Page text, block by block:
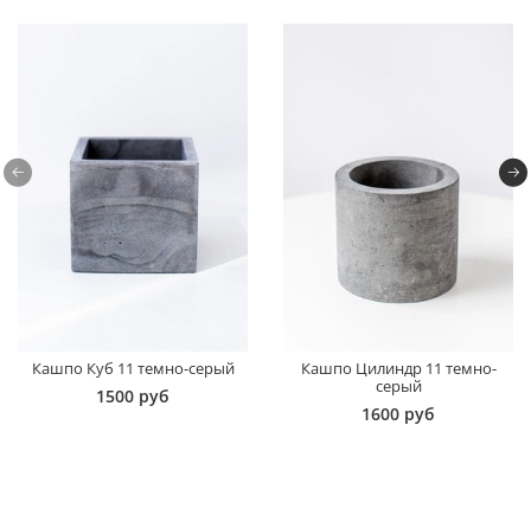
Кашпо Куб 11 темно-серый
1500 руб
Кашпо Цилиндр 11 темно-
серый
1600 руб